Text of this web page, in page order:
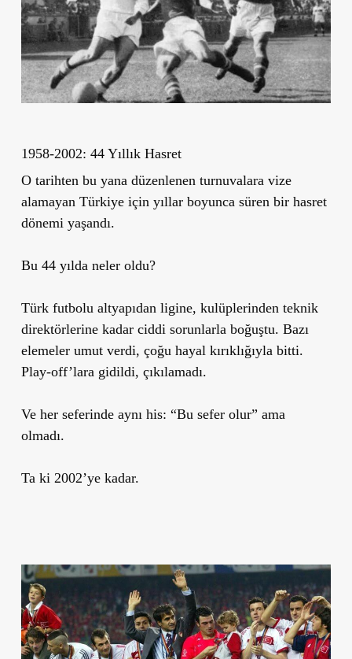
1958-2002: 44 Yıllık Hasret
O tarihten bu yana düzenlenen turnuvalara vize
alamayan Türkiye için yıllar boyunca süren bir hasret
dönemi yaşandı.
Bu 44 yılda neler oldu?
Türk futbolu altyapıdan ligine, kulüplerinden teknik
direktörlerine kadar ciddi sorunlarla boğuştu. Bazı
elemeler umut verdi, çoğu hayal kırıklığıyla bitti.
Play-off’lara gidildi, çıkılamadı.
Ve her seferinde aynı his: “Bu sefer olur” ama
olmadı.
Ta ki 2002’ye kadar.